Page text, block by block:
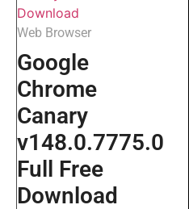
Web Browser
Google
Chrome
Canary
v148.0.7775.0
Full Free
Download